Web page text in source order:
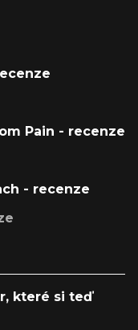
Pain - recenze
- recenze
které si teď